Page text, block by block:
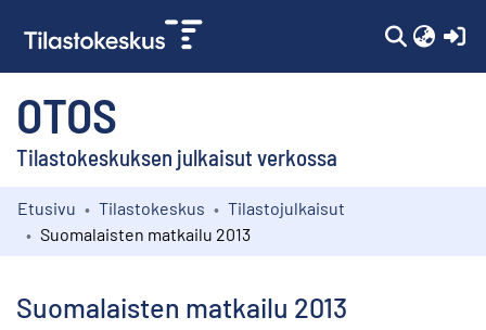
OTOS
Tilastokeskuksen julkaisut verkossa
Kokoelmat
Etusivu Tilastokeskus
Tilastojulkaisut
Suomalaisten matkailu 2013
Suomalaisten matkailu 2013